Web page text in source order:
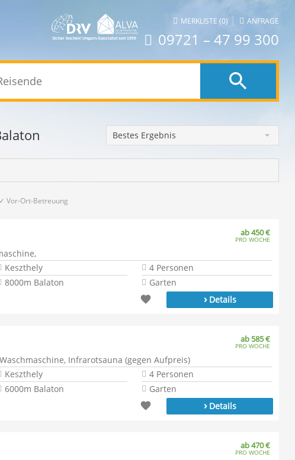
MERKLISTE (0) | ANFRAGE
09721 – 47 99 300
Bestes Ergebnis
✓ Vor-Ort-Betreuung
ab 450 €
PRO WOCHE
Keszthely
4 Personen
8000m Balaton Garten
›Details
ab 585 €
PRO WOCHE
Infrarotsauna (gegen Aufpreis)
Keszthely
4 Personen
6000m Balaton Garten
›Details
ab 470 €
PRO WOCHE